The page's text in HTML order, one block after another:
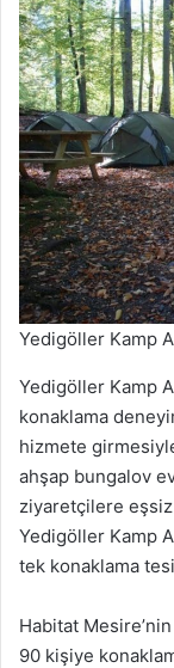
Yedigöller Kamp
Yedigöller Kamp
konaklama
hizmete
ahşap bungalov
ziyaretçilere
Yedigöller Kamp
tek konaklama
Habitat
90 kişiye